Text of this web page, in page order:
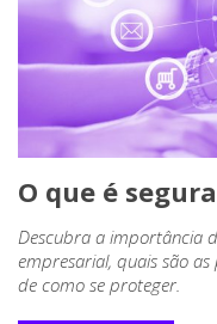
O que é
Descubra a importância
empresarial, quais são
de como se proteger.